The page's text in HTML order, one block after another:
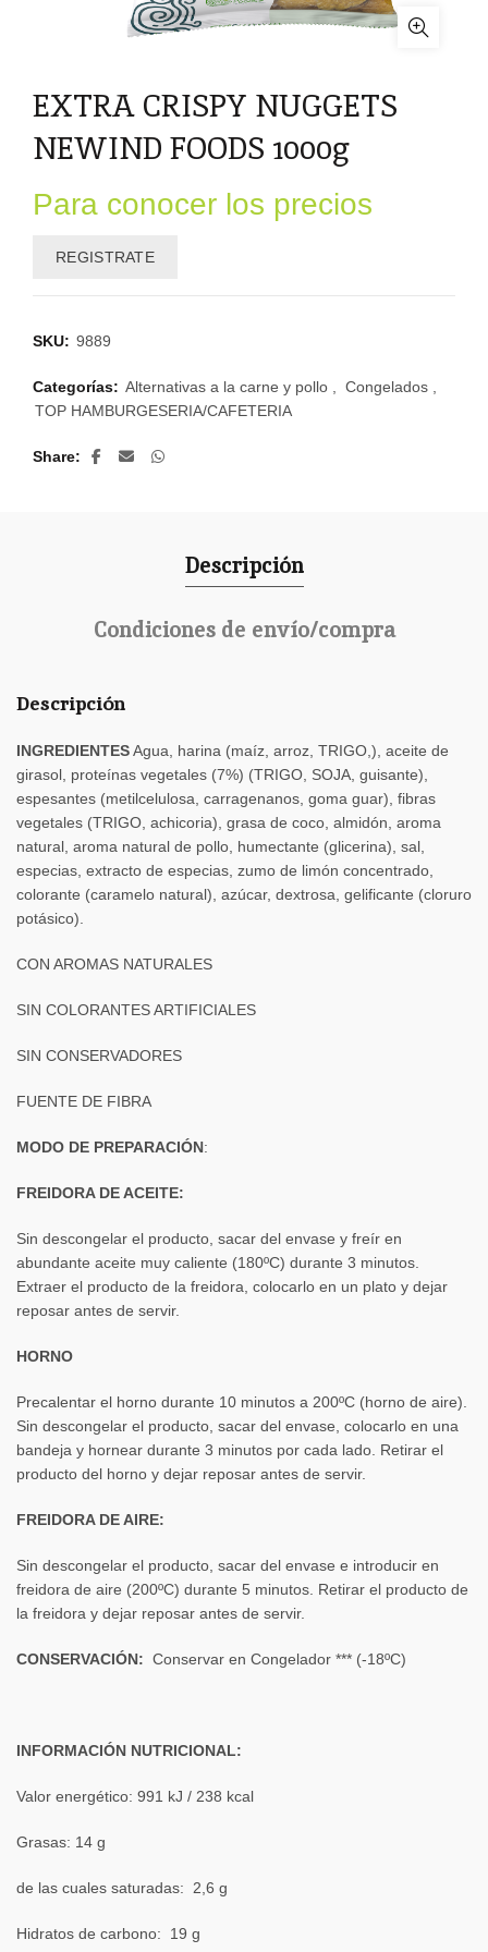
EXTRA CRISPY NUGGETS
NEWIND FOODS 1000g
Para conocer los precios
REGISTRATE
SKU: 9889
Categorías: Alternativas a la carne y pollo Congelados
TOP HAMBURGESERIA/CAFETERIA
Share
Descripción
Condiciones de envío/compra
Descripción
INGREDIENTESAgua, harina (maíz, arroz, TRIGO,), aceite de
girasol, proteínas vegetales (7%) (TRIGO, SOJA, guisante),
espesantes (metilcelulosa, carragenanos, goma guar), fibras
vegetales (TRIGO, achicoria), grasa de coco, almidón, aroma
natural, aroma natural de pollo, humectante (glicerina), sal,
especias, extracto de especias, zumo de limón concentrado,
colorante (caramelo natural), azúcar, dextrosa, gelificante (cloruro
potásico).
CON AROMAS NATURALES
SIN COLORANTES ARTIFICIALES
SIN CONSERVADORES
FUENTE DE FIBRA
MODO DE PREPARACIÓN:
FREIDORA DE ACEITE:
Sin descongelar el producto, sacar del envase y freír en
abundante aceite muy caliente (180ºC) durante 3 minutos.
Extraer el producto de la freidora, colocarlo en un plato y dejar
reposar antes de servir.
HORNO
Precalentar el horno durante 10 minutos a 200ºC (horno de aire).
Sin descongelar el producto, sacar del envase, colocarlo en una
bandeja y hornear durante 3 minutos por cada lado. Retirar el
producto del horno y dejar reposar antes de servir.
FREIDORA DE AIRE:
Sin descongelar el producto, sacar del envase e introducir en
freidora de aire (200ºC) durante 5 minutos. Retirar el producto de
la freidora y dejar reposar antes de servir.
CONSERVACIÓN: Conservar en Congelador *** (-18ºC)
INFORMACIÓN NUTRICIONAL:
Valor energético: 991 kJ / 238 kcal
Grasas: 14 g
de las cuales saturadas: 2,6 g
Hidratos de carbono: 19 g